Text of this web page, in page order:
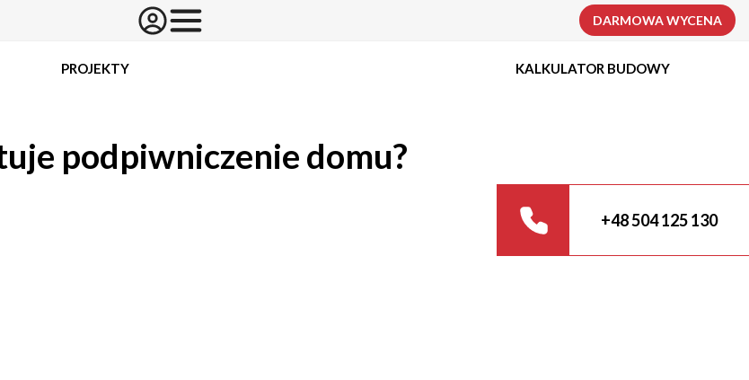
DARMOWA WYCENA
PROJEKTY KALKULATOR BUDOWY
podpiwniczenie domu?
+48 504 125 130